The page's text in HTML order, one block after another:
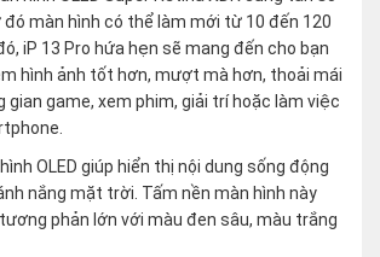
đó màn hình có thể làm mới từ 10 đến 120
iP 13 Pro hứa hẹn sẽ mang đến cho bạn
hình ảnh tốt hơn, mượt mà hơn, thoải mái
gian game, xem phim, giải trí hoặc làm việc
OLED giúp hiển thị nội dung sống động
nắng mặt trời. Tấm nền màn hình này
phản lớn với màu đen sâu, màu trắng